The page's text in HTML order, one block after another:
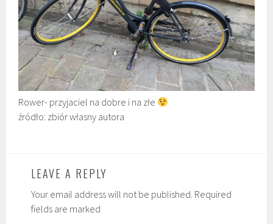
Rower- przyjaciel na dobre i na złe
źródło: zbiór własny autora
LEAVE A REPLY
Your email address will not be published. Required
fields are marked